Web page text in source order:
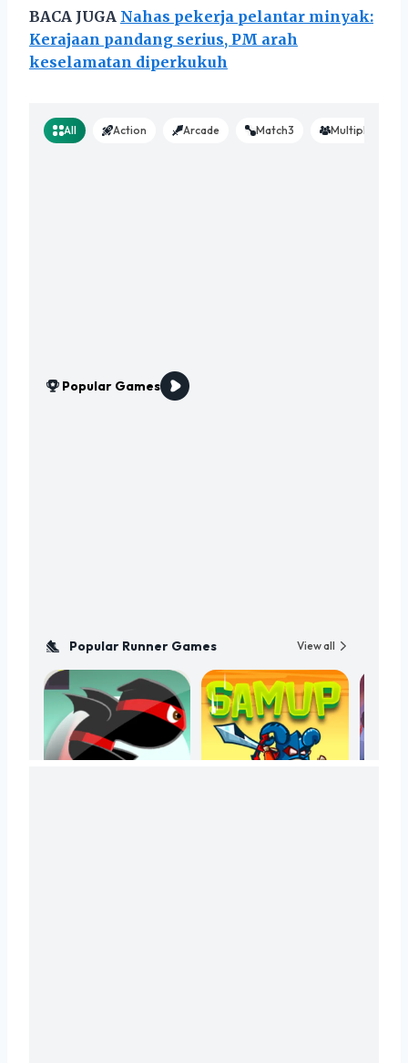
BACA JUGA Nahas pekerja pelantar minyak:
Kerajaan pandang serius, PM arah
keselamatan diperkukuh